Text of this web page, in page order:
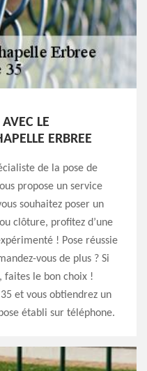
LE
ERBREE
de la pose de
propose un service
souhaitez poser un
clôture, profitez d’une
! Pose réussie
vous de plus ? Si
faites le bon choix !
et vous obtiendrez un
établi sur téléphone.